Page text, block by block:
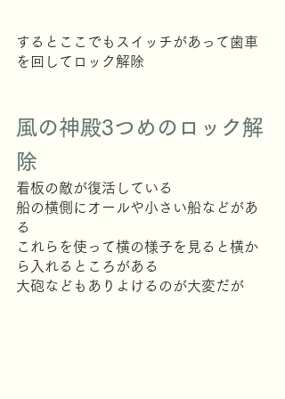
するとここでもスイッチがあって歯車
を回してロック解除
風の神殿3つめのロック解
除
看板の敵が復活している
船の横側にオールや小さい船などがあ
る
これらを使って横の様子を見ると横か
ら入れるところがある
大砲などもありよけるのが大変だが